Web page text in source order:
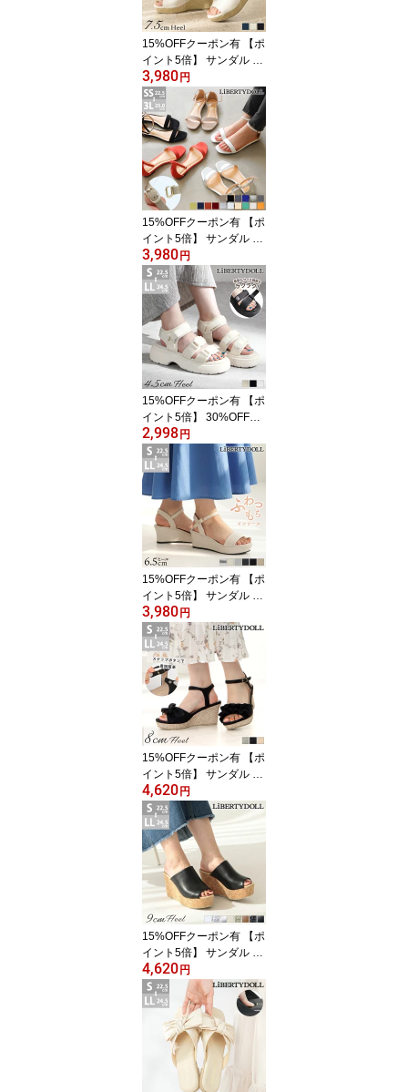
15%OFFクーポン有 【ポ
イント5倍】 サンダル レ
ディース 厚底 黒 ウェッ
ジソール 履きやすい 脱
げない 痛くなりにくい
かわいい ストラップ 太
め ゴム 柔らかい ハイヒ
ール 7.5cmヒール スエー
ド 合成皮革 ブラック 夏
22.5-24.5cm No.4023 リ
バティードール
3,980 円
15%OFFクーポン有 【ポ
イント5倍】 サンダル レ
ディース ぺたんこ スト
ラップ きれいめ フラッ
ト ローヒール おしゃれ
黒 足首 ベルト レザー ス
エード 合成皮革 スクエ
アトゥ ブラック ベージ
ュ 22.5-25cm 夏 No.403
1 リバティードール
3,980 円
15%OFFクーポン有 【ポ
イント5倍】 30%OFF
【SALE】 サンダル レデ
ィース 厚底 スポーツサ
ンダル 脱げない ミドル
ヒール 4.5cmヒール 痛く
ない 歩きやすい スポサ
ン 黒 白 アイボリー ベー
ジュ かわいい 大人 シン
プル 幅広 甲高 No.4168
浴衣 22.5-24.5cm リバテ
ィードール
2,998 円
15%OFFクーポン有 【ポ
イント5倍】 サンダル レ
ディース 厚底 疲れない
ハイヒール 6.5cmヒール
きれいめ ストラップ ウ
エッジソール クッション
浴衣 夏 黒 ブラック 白 オ
フィス 22.5-24.5cm No.5
435 リバティードール
3,980 円
15%OFFクーポン有 【ポ
イント5倍】 サンダル レ
ディース 厚底 ウェッジ
ソール ストラップ ベー
ジュ 痛くない かわいい
おしゃれ 靴擦れしにくい
24cm LL フリル ハイヒ
ール ジュート 麻 合成皮
革 スエード 8cmヒール
夏 22.5-24.5cm No.4014
リバティードール
4,620 円
15%OFFクーポン有 【ポ
イント5倍】 サンダル レ
ディース 厚底 ミュール
ウェッジソール ハイヒー
ル 痛くない キラキラ ラ
メ シルバー ゴールド 黒
グリッター コルク 合皮
ハイヒール つっかけ オ
ープントゥ 9cmヒール
夏 浴衣 22.5-24.5cm No.
4,620 円